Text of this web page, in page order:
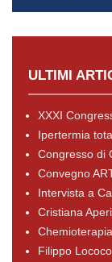
ULTIMI
XXXI
Ipertermia
Congresso di
Convegno
Intervista a
Cristiana
Filippo Lococo